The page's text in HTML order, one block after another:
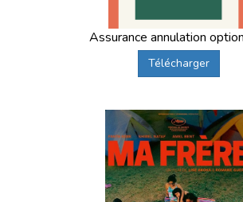
Assurance annulation
Télécharger